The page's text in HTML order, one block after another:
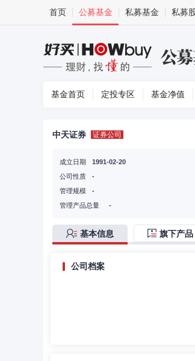
首页 公募基金 私募基金 私募
基金首页 定投专区 基金净值
中天证券 证券公司
成立日期
1991-02-20
公司性质
-
管理规模
-
管理产品总量
-
基本信息 旗下产品
公司档案